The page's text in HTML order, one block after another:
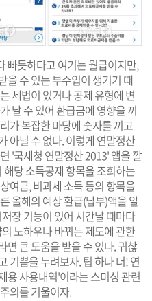
빠듯하다고 여기는 월급이지만,
을 수 있는 부수입이 생기기 때
세법이 있거나 공제 유형에 변
날 수 있어 환급금에 영향을 끼
가 복잡한 마당에 숫자를 끼고
아닐 수 없다. 이렇게 연말정산
'국세청 연말정산 2013' 앱을 깔
당 소득공제 항목을 조회하는
여금, 비과세 소득 등의 항목을
올해의 예상 환급(납부)액을 알
장 기능이 있어 시간날 때마다
노하우나 바뀌는 제도에 관한
면 큰 도움을 받을 수 있다. 귀찮
기쁨을 누려보자. 팁 하나 더! 연
용 사용내역'이라는 스미싱 관련
의를 기울이자.